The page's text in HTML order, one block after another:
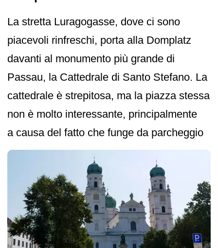
La stretta Luragogasse, dove ci sono
piacevoli rinfreschi, porta alla Domplatz
davanti al monumento più grande di
Passau, la Cattedrale di Santo Stefano. La
cattedrale è strepitosa, ma la piazza stessa
non è molto interessante, principalmente
a causa del fatto che funge da parcheggio